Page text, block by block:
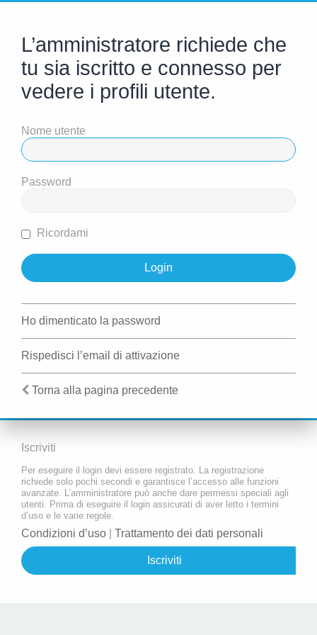
L’amministratore richiede che
tu sia iscritto e connesso per
vedere i profili utente.
Nome utente
Password
Ricordami
Ho dimenticato la password
Rispedisci l’email di attivazione
Torna alla pagina precedente
Iscriviti
Per eseguire il login devi essere registrato. La registrazione
richiede solo pochi secondi e garantisce l’accesso alle funzioni
avanzate. L’amministratore può anche dare permessi speciali agli
utenti. Prima di eseguire il login assicurati di aver letto i termini
d’uso e le varie regole.
Condizioni d’uso Trattamento dei dati personali
Iscriviti